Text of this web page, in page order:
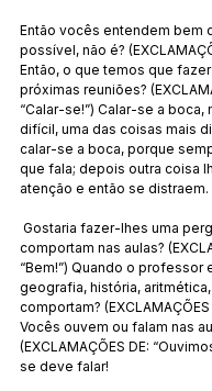
Então vocês entendem bem
possível, não é?
Então, o que temos que fazer
próximas reuniões?
“Calar-se!”) Calar-se a boca,
difícil, uma das coisas mais
calar-se a boca, porque
que fala; depois outra coisa
atenção e então se distraem.
comportam nas aulas?
“Bem!”) Quando o professor
geografia, história,
comportam? (EXCLAMAÇÕES
Vocês ouvem ou falam nas
(EXCLAMAÇÕES DE:
se deve falar!